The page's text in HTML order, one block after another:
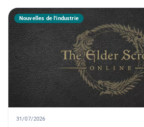
Nouvelles de l'industrie
31/07/2026